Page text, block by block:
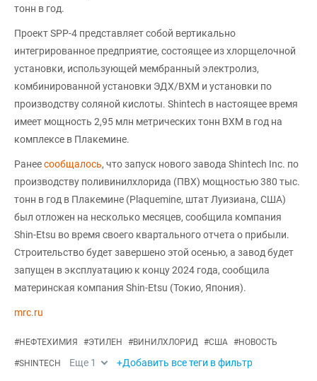
тонн в год.
Проект SPP-4 представляет собой вертикально
интегрированное предприятие, состоящее из хлорщелочной
установки, использующей мембранный электролиз,
комбинированной установки ЭДХ/ВХМ и установки по
производству соляной кислоты. Shintech в настоящее время
имеет мощность 2,95 млн метрических тонн ВХМ в год на
комплексе в Плакемине.
Ранеесообщалось, что запуск нового завода Shintech Inc. по
производству поливинилхлорида (ПВХ) мощностью 380 тыс.
тонн в год в Плакемине (Plaquemine, штат Луизиана, США)
был отложен на несколько месяцев, сообщила компания
Shin-Etsu во время своего квартального отчета о прибыли.
Строительство будет завершено этой осенью, а завод будет
запущен в эксплуатацию к концу 2024 года, сообщила
материнская компания Shin-Etsu (Токио, Япония).
mrc.ru
#НЕФТЕХИМИЯ #ЭТИЛЕН #ВИНИЛХЛОРИД #США #НОВОСТЬ
#SHINTECH Еще 1 +Добавить все теги в фильтр